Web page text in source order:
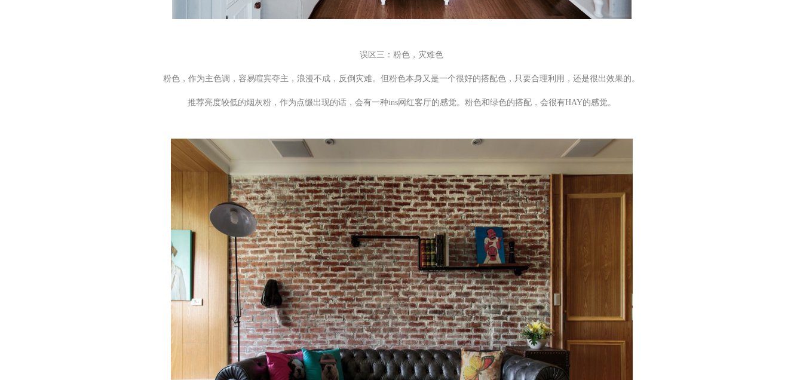
误区三：粉色，灾难色
粉色，作为主色调，容易喧宾夺主，浪漫不成，反倒灾难。但粉色本身又是一个很好的搭配色，只要合理利用，还是很出效果的。
推荐亮度较低的烟灰粉，作为点缀出现的话，会有一种ins网红客厅的感觉。粉色和绿色的搭配，会很有HAY的感觉。